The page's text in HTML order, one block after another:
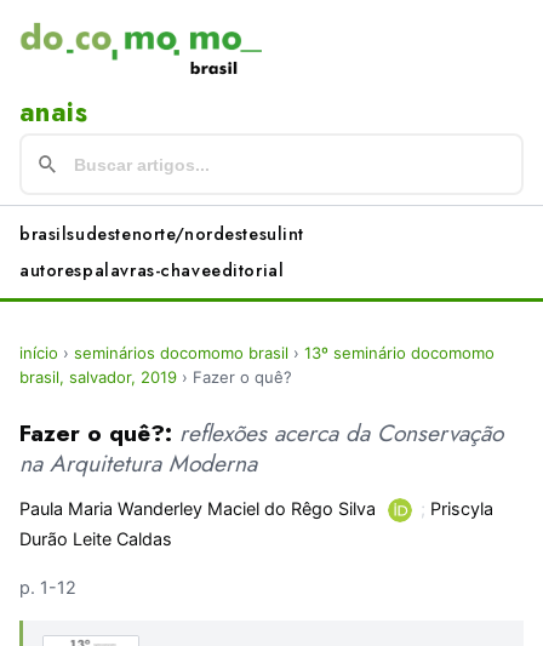
anais
brasilsudestenorte/nordestesulint
autorespalavras-chaveeditorial
início › seminários docomomo brasil › 13º seminário docomomo
brasil, salvador, 2019 › Fazer o quê?
Fazer o quê?: reflexões acerca da Conservação
na Arquitetura Moderna
Paula Maria Wanderley Maciel do Rêgo Silva ; Priscyla
Durão Leite Caldas
p. 1-12